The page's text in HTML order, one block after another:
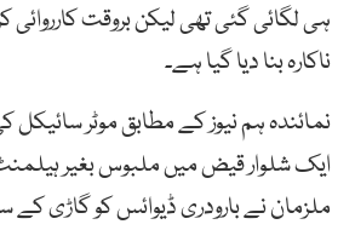
ہی لگائی گئی تھی لیکن بروقت
ناکارہ بنا دیا گیا ہے۔
نمائندہ ہم نیوز کے مطابق موٹر
ایک شلوار قیض میں ملبوس بغیر
ملزمان نے بارودری ڈیوائس کو گاڑی کے